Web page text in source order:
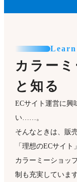
カラー
と知る
ECサイト運営に興
い……。
そんなときは、販
「理想のECサイ
カラーミーショッ
制も充実しています